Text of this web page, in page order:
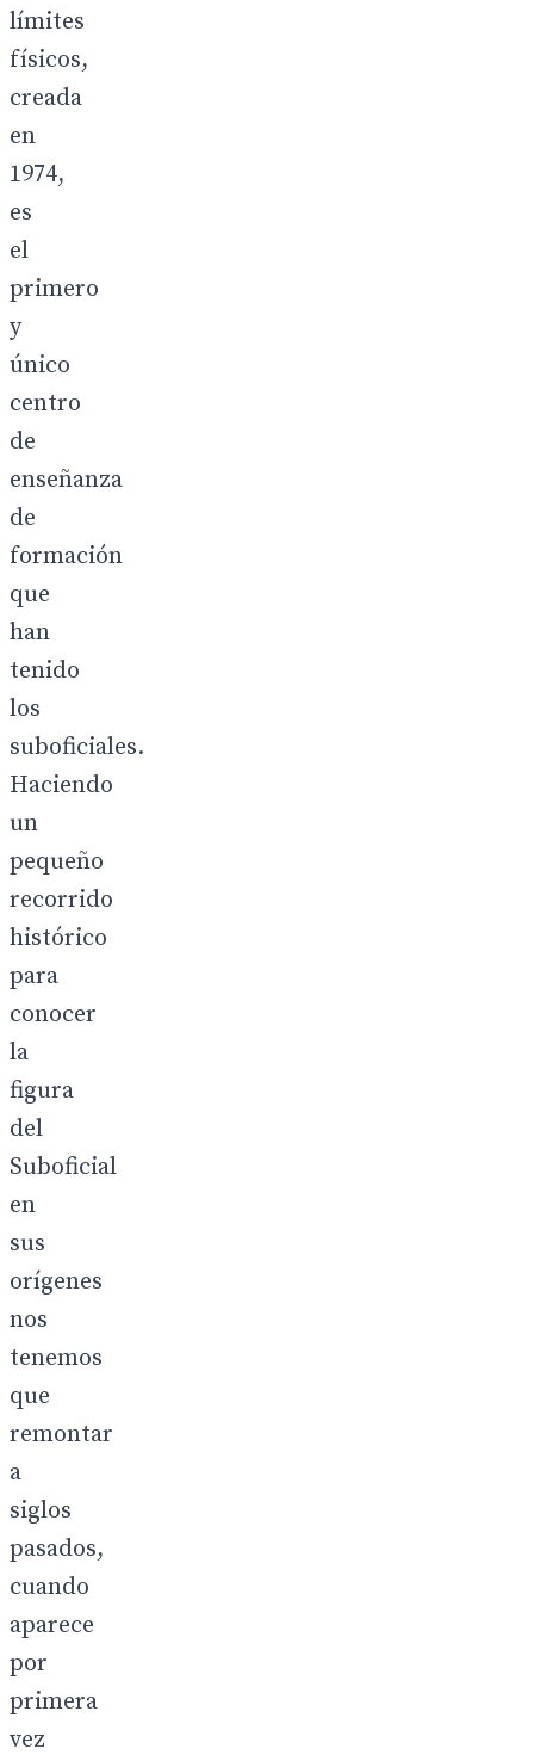
límites
físicos,
creada
en
1974,
es
el
primero
y
único
centro
de
enseñanza
de
formación
que
han
tenido
los
suboficiales.
Haciendo
un
pequeño
recorrido
histórico
para
conocer
la
figura
del
Suboficial
en
sus
orígenes
nos
tenemos
que
remontar
a
siglos
pasados,
cuando
aparece
por
primera
vez